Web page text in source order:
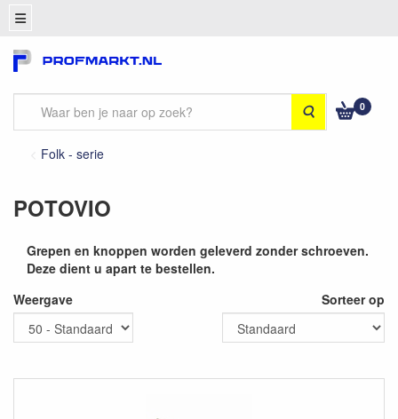
Zoeken 0
Folk - serie
POTOVIO
Grepen en knoppen worden geleverd zonder schroeven.
Deze dient u apart te bestellen.
Weergave
Sorteer op